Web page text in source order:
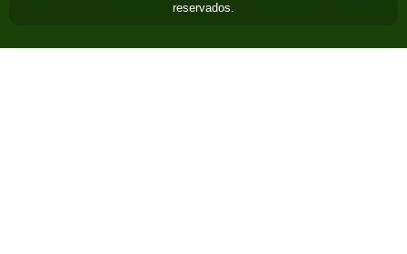
reservados.